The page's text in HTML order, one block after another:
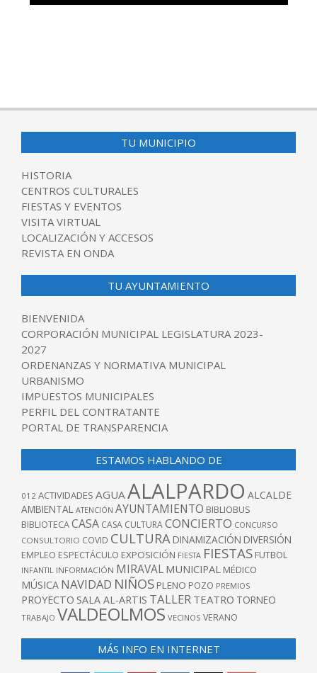
TU MUNICIPIO
HISTORIA
CENTROS CULTURALES
FIESTAS Y EVENTOS
VISITA VIRTUAL
LOCALIZACIÓN Y ACCESOS
REVISTA EN ONDA
TU AYUNTAMIENTO
BIENVENIDA
CORPORACIÓN MUNICIPAL LEGISLATURA 2023-
2027
ORDENANZAS Y NORMATIVA MUNICIPAL
URBANISMO
IMPUESTOS MUNICIPALES
PERFIL DEL CONTRATANTE
PORTAL DE TRANSPARENCIA
ESTAMOS HABLANDO DE
012 ACTIVIDADES AGUAALALPARDO ALCALDE
AMBIENTAL ATENCIÓN AYUNTAMIENTO BIBLIOBUS
BIBLIOTECACASA CASA CULTURACONCIERTO CONCURSO
CONSULTORIO COVID CULTURA DINAMIZACIÓN DIVERSIÓN
EMPLEO ESPECTÁCULO EXPOSICIÓN FIESTA FIESTAS FUTBOL
INFANTIL INFORMACIÓN MIRAVAL MUNICIPAL MÉDICO
MÚSICA NAVIDAD NIÑOS PLENO POZO PREMIOS
PROYECTO SALA AL-ARTIS TALLER TEATRO TORNEO
TRABAJO VALDEOLMOS VECINOS VERANO
MÁS INFO EN INTERNET